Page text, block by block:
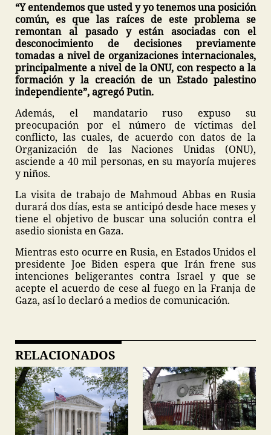
“Y entendemos que usted y yo tenemos una posición
común, es que las raíces de este problema se
remontan al pasado y están asociadas con el
desconocimiento de decisiones previamente
tomadas a nivel de organizaciones internacionales,
principalmente a nivel de la ONU, con respecto a la
formación y la creación de un Estado palestino
independiente”, agregó Putin.
Además, el mandatario ruso expuso su
preocupación por el número de víctimas del
conflicto, las cuales, de acuerdo con datos de la
Organización de las Naciones Unidas (ONU),
asciende a 40 mil personas, en su mayoría mujeres
y niños.
La visita de trabajo de Mahmoud Abbas en Rusia
durará dos días, esta se anticipó desde hace meses y
tiene el objetivo de buscar una solución contra el
asedio sionista en Gaza.
Mientras esto ocurre en Rusia, en Estados Unidos el
presidente Joe Biden espera que Irán frene sus
intenciones beligerantes contra Israel y que se
acepte el acuerdo de cese al fuego en la Franja de
Gaza, así lo declaró a medios de comunicación.
RELACIONADOS